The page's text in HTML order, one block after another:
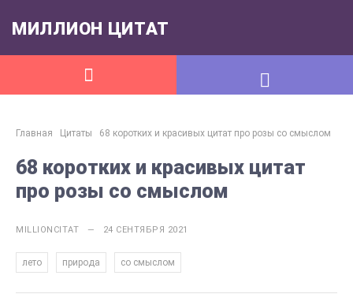
МИЛЛИОН ЦИТАТ
Главная Цитаты 68 коротких и красивых цитат про розы со смыслом
68 коротких и красивых цитат
про розы со смыслом
MILLIONCITAT — 24 СЕНТЯБРЯ 2021
лето природа со смыслом